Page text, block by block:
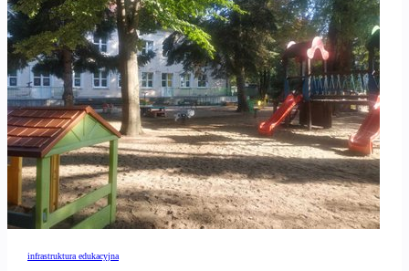
infrastruktura edukacyjna